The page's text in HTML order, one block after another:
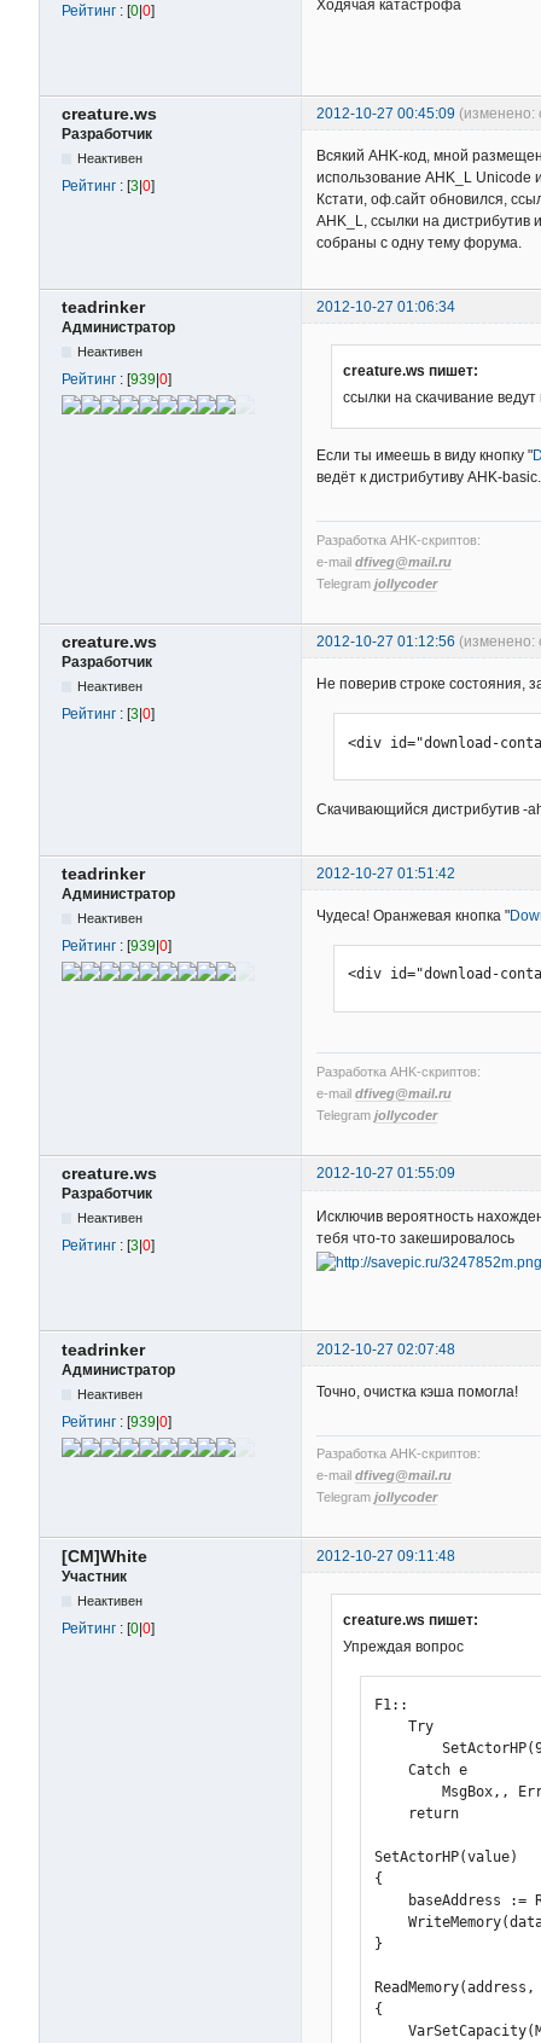
throw
return (type =
: NumGet(buf,
}
throw
if !processHandle
throw
if
throw
    if !result
throw
    return result
}
Рейтинг : [0 0] Ходячая катастрофа
creature.ws 2012-10-27 00:45:09 (изменено:
Разработчик
Неактивен
Рейтинг : [3 0]
Всякий AHK-код, мной
использование AHK_L Unicode
Кстати, оф.сайт обновился,
AHK_L, ссылки на
собраны с одну тему форума.
teadrinker
2012-10-27 01:06:34
Администратор
Неактивен
Рейтинг : [939|0]
creature.ws пишет:
ссылки на скачивание
Если ты имеешь в виду кнопку "
ведёт к дистрибутиву AHK-basic.
Разработка AHK-скриптов:
e-mail dfiveg@mail.ru
Telegram jollycoder
creature.ws 2012-10-27 01:12:56 (изменено:
Разработчик
Неактивен
Рейтинг : [3 0]
Не поверив строке состояния,
<div id="download-
Скачивающийся дистрибутив -
teadrinker
2012-10-27 01:51:42
Администратор
Неактивен
Рейтинг : [939|0]
Чудеса! Оранжевая кнопка "
<div id="download-
Разработка AHK-скриптов:
e-mail dfiveg@mail.ru
Telegram jollycoder
creature.ws
2012-10-27 01:55:09
Разработчик
Неактивен
Рейтинг : [3 0]
Исключив вероятность
тебя что-то закешировалось
teadrinker
2012-10-27 02:07:48
Администратор
Неактивен
Рейтинг : [939|0]
Точно, очистка кэша помогла!
Разработка AHK-скриптов:
e-mail dfiveg@mail.ru
Telegram jollycoder
[CM]White
2012-10-27 09:11:48
Участник
Неактивен
Рейтинг : [0|0]
creature.ws пишет:
Упреждая вопрос
F1::
    Try
    Catch e
MsgBox,,
    return
SetActorHP(value)
{
baseAddress :=
}
{